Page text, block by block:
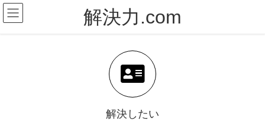
コ
ン
ナ
ビ
解決力.com
解決したい